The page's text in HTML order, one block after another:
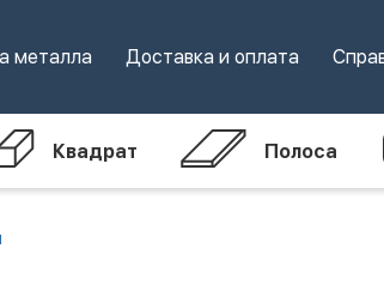
металла Доставка и оплата
Квадрат Полоса